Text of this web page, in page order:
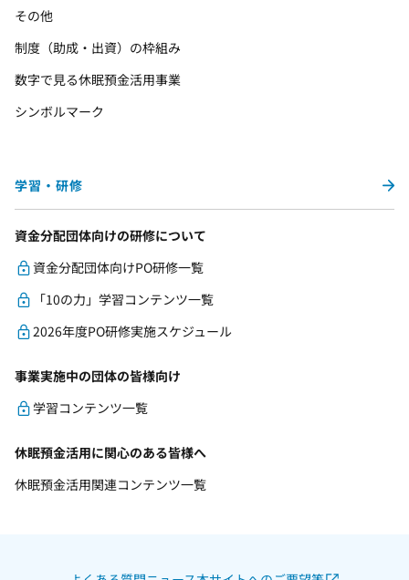
その他
制度（助成・出資）の枠組み
数字で見る休眠預金活用事業
シンボルマーク
学習・研修
資金分配団体向けの研修について
資金分配団体向けPO研修一覧
「10の力」学習コンテンツ一覧
2026年度PO研修実施スケジュール
事業実施中の団体の皆様向け
学習コンテンツ一覧
休眠預金活用に関心のある皆様へ
休眠預金活用関連コンテンツ一覧